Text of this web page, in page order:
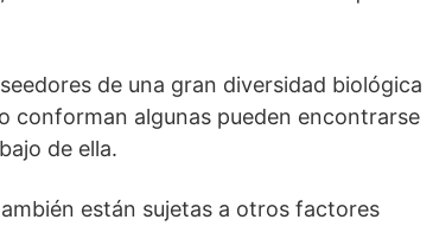
de una gran diversidad biológica
conforman algunas pueden encontrarse
de ella.
están sujetas a otros factores